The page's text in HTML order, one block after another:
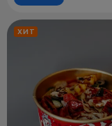
ХИТ